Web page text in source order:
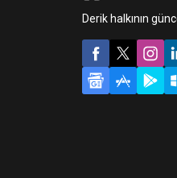
Derik halkının